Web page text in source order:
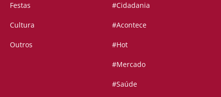
Festas
Cultura
Outros
#Cidadania
#Acontece
#Hot
#Mercado
#Saúde